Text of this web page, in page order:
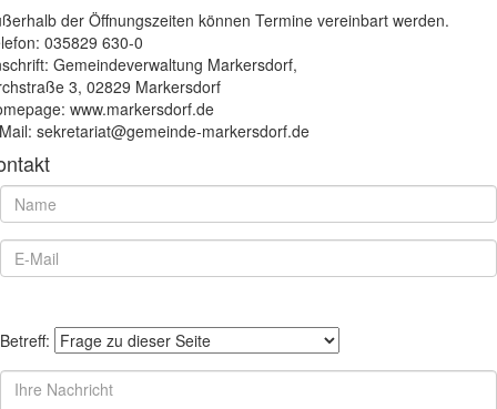
der Öffnungszeiten können Termine vereinbart werden.
035829 630-0
Gemeindeverwaltung Markersdorf,
3, 02829 Markersdorf
www.markersdorf.de
sekretariat@gemeinde-markersdorf.de
Betreff: